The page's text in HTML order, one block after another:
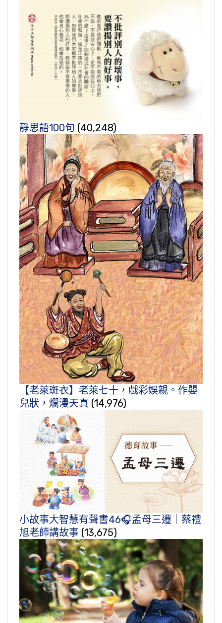
靜思語100句 (40,248)
【老萊斑衣】老萊七十，戲彩娛親。作嬰
兒狀，爛漫天真 (14,976)
小故事大智慧有聲書46🎧孟母三遷｜蔡禮
旭老師講故事 (13,675)